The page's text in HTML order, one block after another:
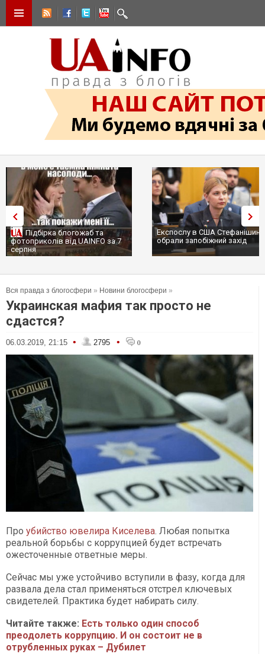
Підбірка блогожаб та
фотоприколів від UAINFO за 7
серпня
Експослу в США
обрали запобіжний захід
Вся правда з блогосфери » Новини блогосфери »
Украинская мафия так просто не
сдастся?
06.03.2019, 21:15 • 2795 • 0
Про убийство ювелира Киселева. Любая попытка
реальной борьбы с коррупцией будет встречать
ожесточенные ответные меры.
Сейчас мы уже устойчиво вступили в фазу, когда для
развала дела стал применяться отстрел ключевых
свидетелей. Практика будет набирать силу.
Читайте также: Есть только один способ
преодолеть коррупцию. И он состоит не в
отрубленных руках – Дубилет